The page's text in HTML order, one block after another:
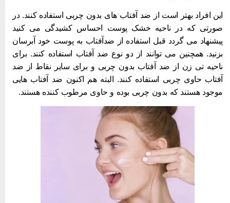
افراد بهتر است از ضد آفتاب های بدون چربی استفاده کنند. در
که در ناحیه خشک پوست احساس کشیدگی می کنید
می گردد قبل استفاده از ضدآفتاب به پوست خود آبرسان
همچنین می توانند از دو نوع ضد آفتاب استفاده کنند. برای
تی زن از ضد آفتاب بدون چربی و برای سایر نقاط از ضد
حاوی چربی استفاده کنند. البته هم اکنون ضد آفتاب هایی
هستند که بدون چربی بوده و حاوی مرطوب کننده هستند.